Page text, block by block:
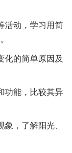
动，学习用简
的简单原因及
能，比较其异
，了解阳光、